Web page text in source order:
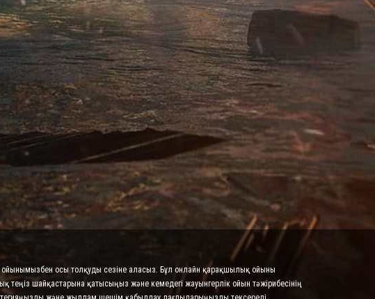
ойынымызбен осы толқуды сезіне аласыз. Бұл онлайн қарақшылық ойыны
теңіз шайқастарына қатысыңыз және кемедегі жауынгерлік ойын тәжірибесінің